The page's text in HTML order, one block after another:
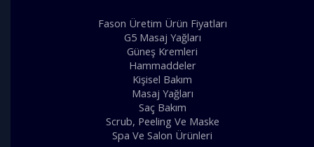
Fason Üretim Ürün Fiyatları
G5 Masaj Yağları
Güneş Kremleri
Hammaddeler
Kişisel Bakım
Masaj Yağları
Saç Bakım
Scrub, Peeling Ve Maske
Spa Ve Salon Ürünleri